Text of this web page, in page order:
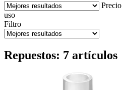
Precio
uso
Filtro
Repuestos: 7 artículos